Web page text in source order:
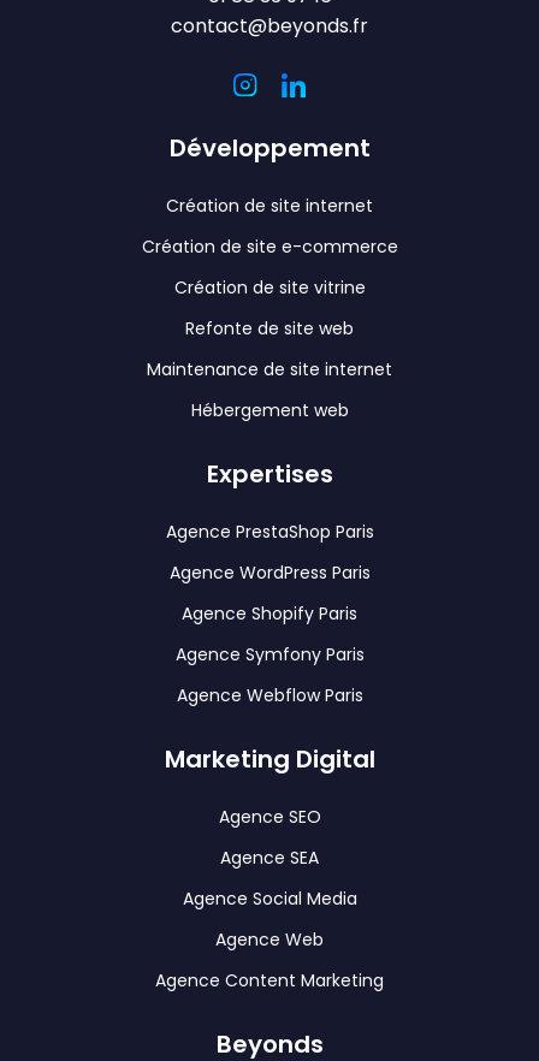
contact@beyonds.fr
Développement
Création de site internet
Création de site e-commerce
Création de site vitrine
Refonte de site web
Maintenance de site internet
Hébergement web
Expertises
Agence PrestaShop Paris
Agence WordPress Paris
Agence Shopify Paris
Agence Symfony Paris
Agence Webflow Paris
Marketing Digital
Agence SEO
Agence SEA
Agence Social Media
Agence Web
Agence Content Marketing
Beyonds